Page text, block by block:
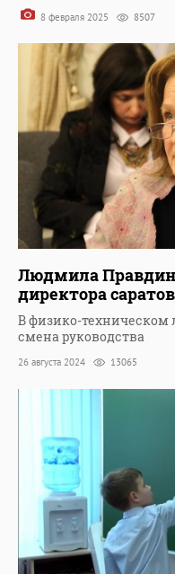
8 февраля 2025 8507
Людмила
директора
В физико-техническом
смена руководства
26 августа 2024 13065